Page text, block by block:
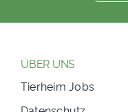
ÜBER UNS
Tierheim Jobs